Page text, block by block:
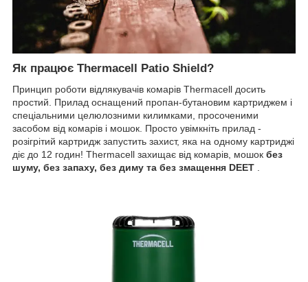
Як працює Thermacell Patio Shield?
Принцип роботи відлякувачів комарів Thermacell досить
простий. Прилад оснащений пропан-бутановим картриджем і
спеціальними целюлозними килимками, просоченими
засобом від комарів і мошок. Просто увімкніть прилад -
розігрітий картридж запустить захист, яка на одному картриджі
діє до 12 годин! Thermacell захищає від комарів, мошок без
шуму, без запаху, без диму та без змащення DEET .